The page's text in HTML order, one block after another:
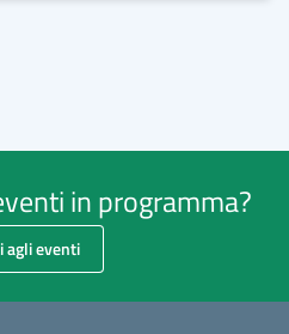
in programma?
agli eventi